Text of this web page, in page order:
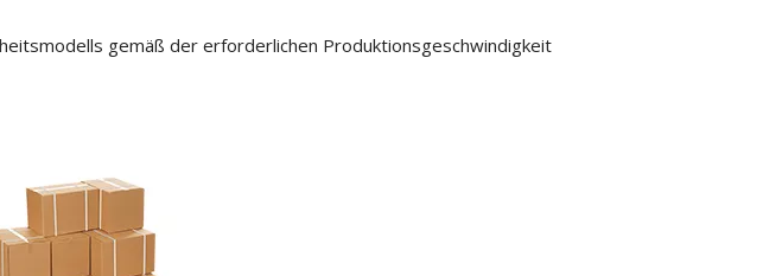
gemäß der erforderlichen Produktionsgeschwindigkeit